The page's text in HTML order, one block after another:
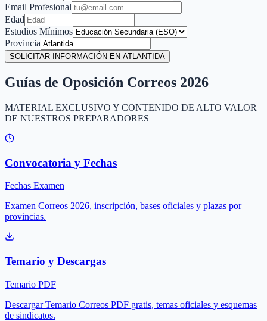
Email Profesional
Edad
Estudios Mínimos
Provincia
SOLICITAR INFORMACIÓN EN ATLANTIDA
Guías de Oposición Correos 2026
MATERIAL EXCLUSIVO Y CONTENIDO DE ALTO VALOR
DE NUESTROS PREPARADORES
Convocatoria y Fechas
Fechas Examen
Examen Correos 2026, inscripción, bases oficiales y plazas por
provincias.
Temario y Descargas
Temario PDF
Descargar Temario Correos PDF gratis, temas oficiales y esquemas
de sindicatos.